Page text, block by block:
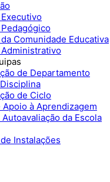
Comunidade Educativa
de Departamento
de Ciclo
à Aprendizagem
da Escola
Instalações